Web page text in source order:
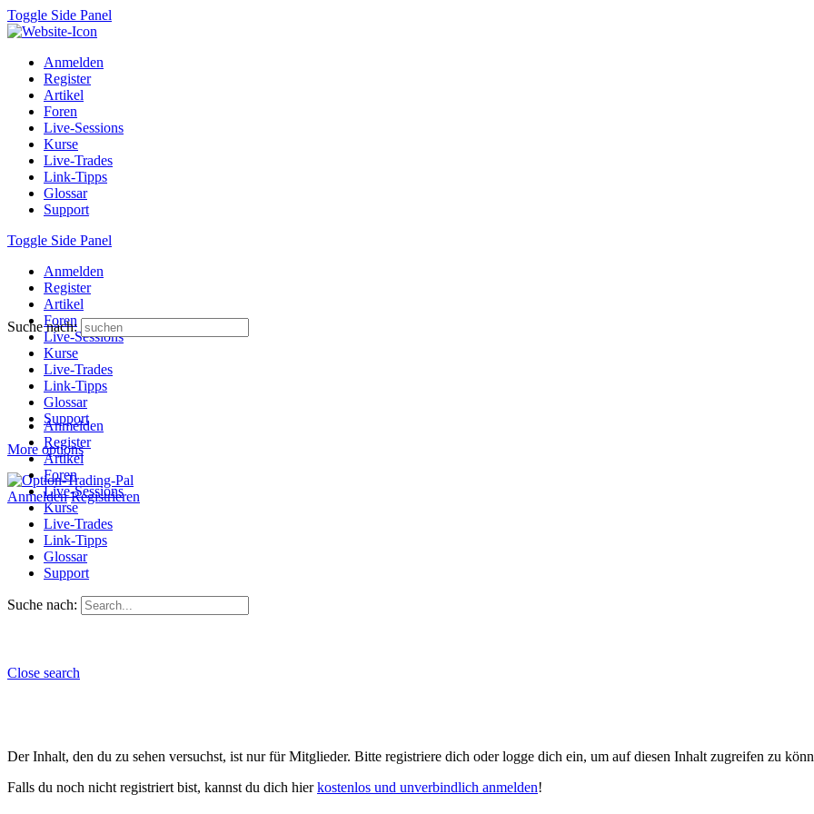
Toggle Side Panel
Anmelden
Register
Artikel
Foren
Live-Sessions
Kurse
Live-Trades
Link-Tipps
Glossar
Support
Toggle Side Panel
Anmelden
Register
Artikel
Foren
Live-Sessions
Kurse
Live-Trades
Link-Tipps
Glossar
Support
More options
Anmelden Registrieren
Suche nach:
Anmelden
Register
Artikel
Foren
Live-Sessions
Kurse
Live-Trades
Link-Tipps
Glossar
Support
Suche nach:
Close search
Der Inhalt, den du zu sehen versuchst, ist nur für Mitglieder. Bitte registriere dich oder logge dich ein, um auf diesen Inhalt zugreifen zu
Falls du noch nicht registriert bist, kannst du dich hierkostenlos und unverbindlich anmelden!